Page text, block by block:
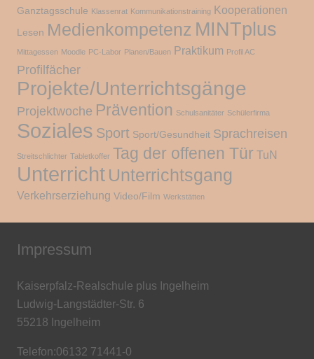
Ganztagsschule Klassenrat Kommunikationstraining Kooperationen
Lesen Medienkompetenz MINTplus
Mittagessen Moodle PC-Labor Planen/Bauen Praktikum Profil AC
Profilfächer
Projekte/Unterrichtsgänge
Projektwoche Prävention Schulsanitäter Schülerfirma
Soziales Sport Sport/Gesundheit Sprachreisen
Streitschlichter Tabletkoffer Tag der offenen Tür TuN
Unterricht Unterrichtsgang
Verkehrserziehung Video/Film Werkstätten
Impressum
Kaiserpfalz-Realschule plus Ingelheim
Ludwig-Langstädter-Str. 6
55218 Ingelheim
Telefon:06132 71441-0